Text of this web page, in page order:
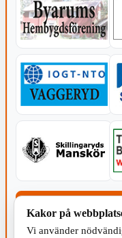
KOMMUNEN
Kakor på
Vi använder